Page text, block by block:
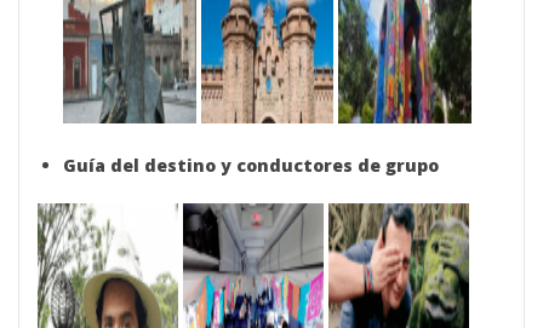
Guía del destino y conductores de grupo